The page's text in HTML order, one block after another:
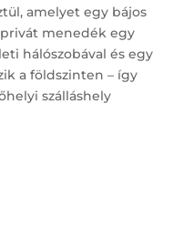
amelyet egy bájos
menedék egy
hálószobával és egy
a földszinten – így
szálláshely